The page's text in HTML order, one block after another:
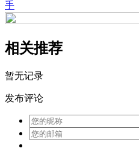
手
相关推荐
暂无记录
发布评论